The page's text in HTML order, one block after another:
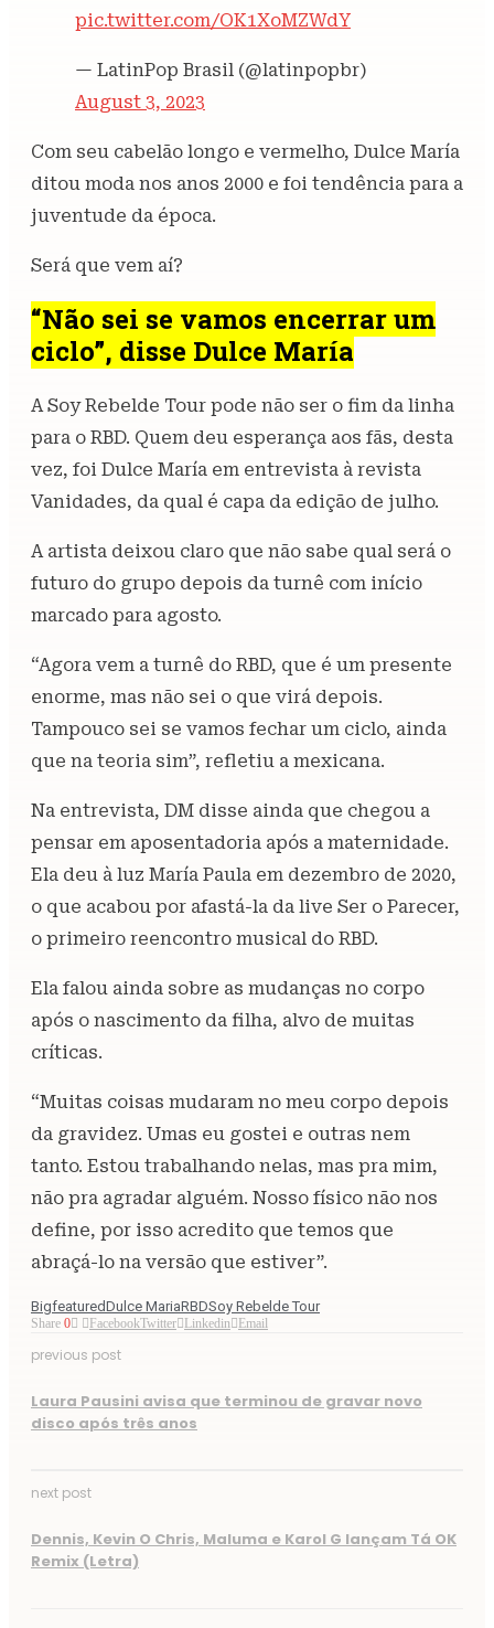
pic.twitter.com/OK1XoMZWdY
— LatinPop Brasil (@latinpopbr)
August 3, 2023
Com seu cabelão longo e vermelho, Dulce María
ditou moda nos anos 2000 e foi tendência para a
juventude da época.
Será que vem aí?
“Não sei se vamos encerrar um
ciclo”, disse Dulce María
A Soy Rebelde Tour pode não ser o fim da linha
para o RBD. Quem deu esperança aos fãs, desta
vez, foi Dulce María em entrevista à revista
Vanidades, da qual é capa da edição de julho.
A artista deixou claro que não sabe qual será o
futuro do grupo depois da turnê com início
marcado para agosto.
“Agora vem a turnê do RBD, que é um presente
enorme, mas não sei o que virá depois.
Tampouco sei se vamos fechar um ciclo, ainda
que na teoria sim”, refletiu a mexicana.
Na entrevista, DM disse ainda que chegou a
pensar em aposentadoria após a maternidade.
Ela deu à luz María Paula em dezembro de 2020,
o que acabou por afastá-la da live Ser o Parecer,
o primeiro reencontro musical do RBD.
Ela falou ainda sobre as mudanças no corpo
após o nascimento da filha, alvo de muitas
críticas.
“Muitas coisas mudaram no meu corpo depois
da gravidez. Umas eu gostei e outras nem
tanto. Estou trabalhando nelas, mas pra mim,
não pra agradar alguém. Nosso físico não nos
define, por isso acredito que temos que
abraçá-lo na versão que estiver”.
BigfeaturedDulce MariaRBDSoy Rebelde Tour
Share 0 FacebookTwitter Linkedin Email
previous post
Laura Pausini avisa que terminou de gravar novo
disco após três anos
next post
Dennis, Kevin O Chris, Maluma e Karol G lançam Tá OK
Remix (Letra)